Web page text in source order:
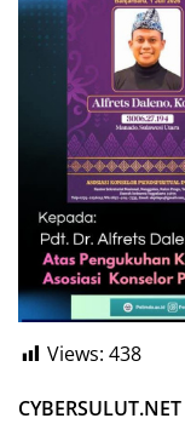
Views: 438
CYBERSULUT.NET